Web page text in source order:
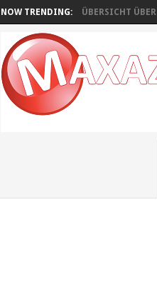
NOW TRENDING: ÜBERSICHT